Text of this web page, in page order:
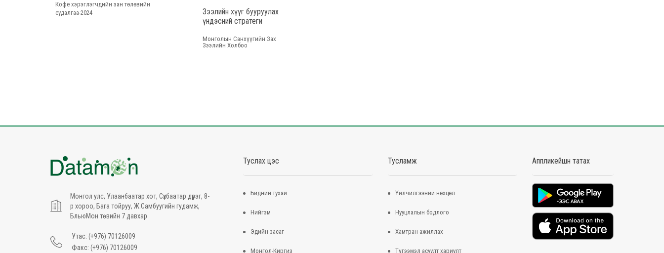
Зээлийн хүүг бууруулах
үндэсний стратеги
Монголын Санхүүгийн Зах
Зээлийн Холбоо
Кофе хэрэглэгчдийн зан төлөвийн
судалгаа-2024
Монгол улс, Улаанбаатар хот, Сүхбаатар дүүрэг, 8-
р хороо, Бага тойруу, Ж.Самбуугийн гудамж,
БльюМон төвийн 7 давхар
Утас: (+976) 70126009
Факс: (+976) 70126009
Туслах цэс
Бидний тухай
Нийгэм
Эдийн засаг
Монгол-Киргиз
Тусламж
Үйлчилгээний нөхцөл
Нууцлалын бодлого
Хамтран ажиллах
Түгээмэл асуулт хариулт
Аппликейшн татах